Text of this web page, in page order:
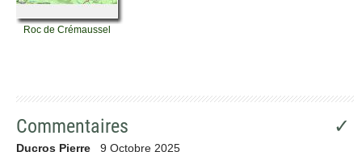
Roc de Crémaussel
Commentaires ✓
Ducros Pierre
9 Octobre 2025